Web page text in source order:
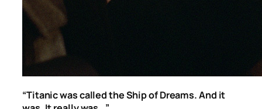
“Titanic was called the Ship of Dreams. And it